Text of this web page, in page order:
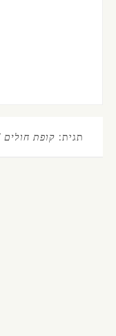
תגית: קופת חולים CT